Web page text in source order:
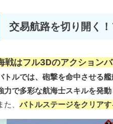
交易航路を切り開く
戦はフル3Dのアクション
トルでは、砲撃を命中させる
力で多彩な航海士スキルを発動
た、 バトルステージをクリア